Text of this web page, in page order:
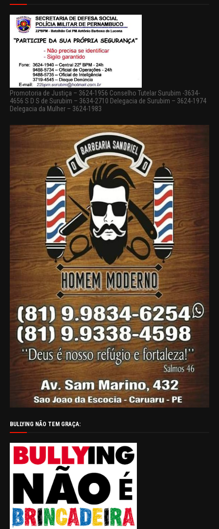
Promotoria de Justiça – 3624-1956 Conselho Tutelar Surubim -3634-
4656 S D S de Surubim – 3634-2710 Delegacia de Surubim – 3624-1974
Delegacia da Mulher – 3624-1983
BULLYING NÃO TEM GRAÇA: